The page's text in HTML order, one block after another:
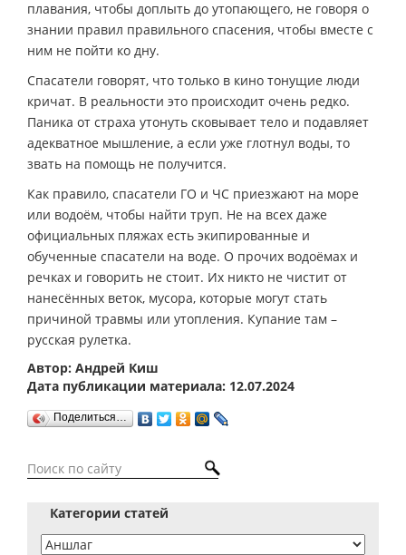
плавания, чтобы доплыть до утопающего, не говоря о
знании правил правильного спасения, чтобы вместе с
ним не пойти ко дну.
Спасатели говорят, что только в кино тонущие люди
кричат. В реальности это происходит очень редко.
Паника от страха утонуть сковывает тело и подавляет
адекватное мышление, а если уже глотнул воды, то
звать на помощь не получится.
Как правило, спасатели ГО и ЧС приезжают на море
или водоём, чтобы найти труп. Не на всех даже
официальных пляжах есть экипированные и
обученные спасатели на воде. О прочих водоёмах и
речках и говорить не стоит. Их никто не чистит от
нанесённых веток, мусора, которые могут стать
причиной травмы или утопления. Купание там –
русская рулетка.
Автор: Андрей Киш
Дата публикации материала: 12.07.2024
Поделиться…
Категории статей